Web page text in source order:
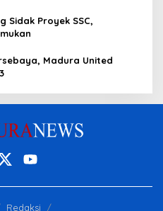
Sidak Proyek SSC,
Madura United
Redaksi